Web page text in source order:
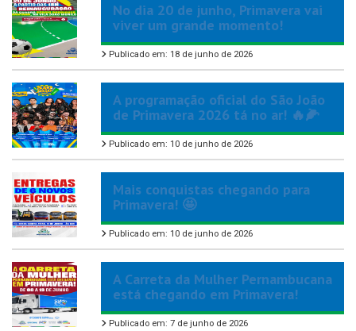
No dia 20 de junho, Primavera vai
viver um grande momento!
Publicado em: 18 de junho de 2026
A programação oficial do São João
de Primavera 2026 tá no ar! 🔥🌽
Publicado em: 10 de junho de 2026
Mais conquistas chegando para
Primavera! 🤩
Publicado em: 10 de junho de 2026
A Carreta da Mulher Pernambucana
está chegando em Primavera!
Publicado em: 7 de junho de 2026